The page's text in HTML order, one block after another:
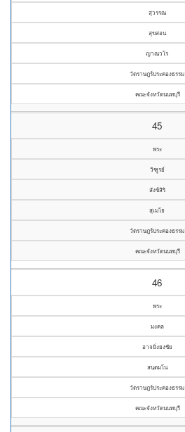
สุวรรณ
สุขสอน
ญาณวโร
วัดราษฎร์ประคองธรรม
คณะจังหวัดนนทบุรี
45
พระ
วิฑูรย์
สังข์สิริ
สุเมโธ
วัดราษฎร์ประคองธรรม
คณะจังหวัดนนทบุรี
46
พระ
มงคล
อาจยิ่งยงชัย
สนฺตมโน
วัดราษฎร์ประคองธรรม
คณะจังหวัดนนทบุรี